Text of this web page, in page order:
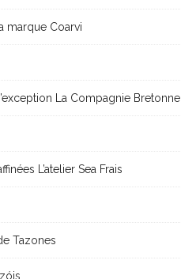
marque Coarvi
La Compagnie Bretonne
L’atelier Sea Frais
Tazones